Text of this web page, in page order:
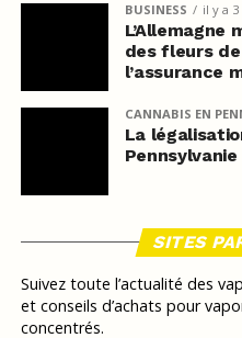
BUSINESS il y a
des fleurs
l’assurance
CANNABIS EN
La
SITES
Suivez toute l’actualité des
et conseils d’achats pour
concentrés.